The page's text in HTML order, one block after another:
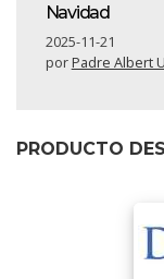
Navidad
2025-11-21
porPadre Albert
PRODUCTO